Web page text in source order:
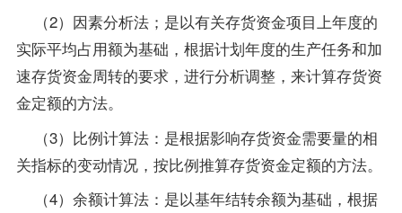
（2）因素分析法；是以有关存货资金项目上年度的
实际平均占用额为基础，根据计划年度的生产任务和加
速存货资金周转的要求，进行分析调整，来计算存货资
金定额的方法。
（3）比例计算法：是根据影响存货资金需要量的相
关指标的变动情况，按比例推算存货资金定额的方法。
（4）余额计算法：是以基年结转余额为基础，根据